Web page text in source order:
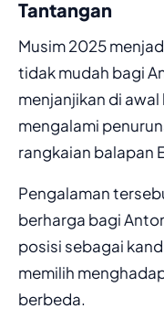
Tantangan
Musim 2025
tidak mudah bagi
menjanjikan di awal
mengalami
rangkaian balapan
Pengalaman
berharga bagi
posisi sebagai
memilih
berbeda.